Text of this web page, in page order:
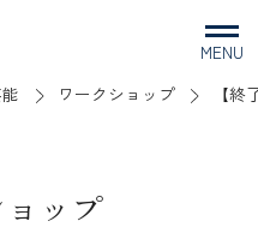
MENU
ワークショップ 【
ップ